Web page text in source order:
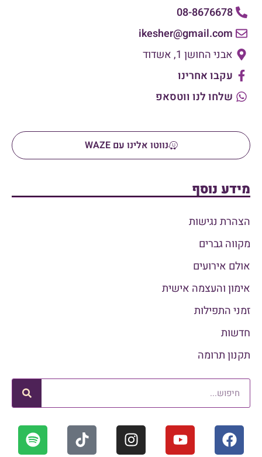
08-8676678
ikesher@gmail.com
אבני החושן 1, אשדוד
עקבו אחרינו
שלחו לנו ווטסאפ
נווטו אלינו עם WAZE
מידע נוסף
הצהרת נגישות
מקווה גברים
אולם אירועים
אימון והעצמה אישית
זמני התפילות
חדשות
תקנון תרומה